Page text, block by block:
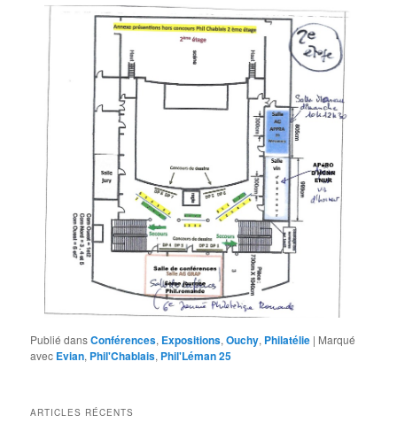
Publié dansConférences, Expositions,Ouchy, Philatélie | Marqué
avec Evian, Phil'Chablais, Phil'Léman 25
ARTICLES RÉCENTS